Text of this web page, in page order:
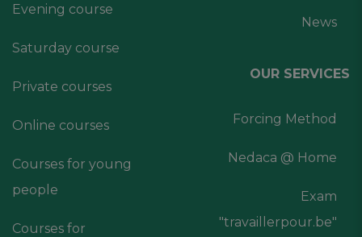
Evening course
Saturday course
Private courses
Online courses
Courses for young
people
Courses for
News
OUR SERVICES
Forcing Method
Nedaca @ Home
Exam
"travaillerpour.be"